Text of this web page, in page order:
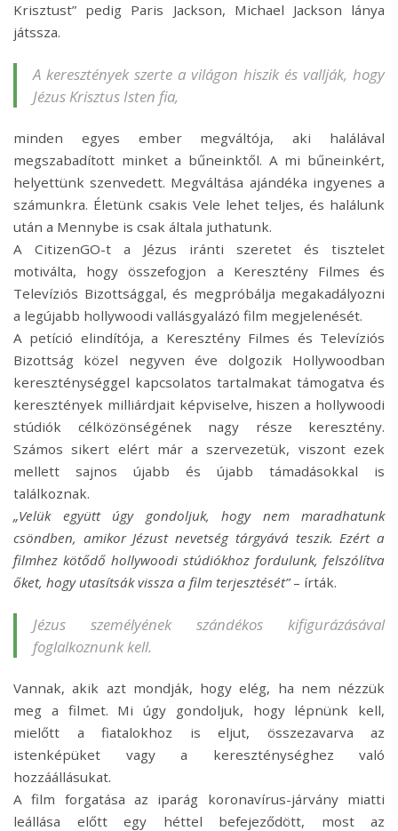
Krisztust” pedig Paris Jackson, Michael Jackson lánya
játssza.
A keresztények szerte a világon hiszik és vallják, hogy
Jézus Krisztus Isten fia,
minden egyes ember megváltója, aki halálával
megszabadított minket a bűneinktől. A mi bűneinkért,
helyettünk szenvedett. Megváltása ajándéka ingyenes a
számunkra. Életünk csakis Vele lehet teljes, és halálunk
után a Mennybe is csak általa juthatunk.
A CitizenGO-t a Jézus iránti szeretet és tisztelet
motiválta, hogy összefogjon a Keresztény Filmes és
Televíziós Bizottsággal, és megpróbálja megakadályozni
a legújabb hollywoodi vallásgyalázó film megjelenését.
A petíció elindítója, a Keresztény Filmes és Televíziós
Bizottság közel negyven éve dolgozik Hollywoodban
kereszténységgel kapcsolatos tartalmakat támogatva és
keresztények milliárdjait képviselve, hiszen a hollywoodi
stúdiók célközönségének nagy része keresztény.
Számos sikert elért már a szervezetük, viszont ezek
mellett sajnos újabb és újabb támadásokkal is
találkoznak.
„Velük együtt úgy gondoljuk, hogy nem maradhatunk
csöndben, amikor Jézust nevetség tárgyává teszik. Ezért a
filmhez kötődő hollywoodi stúdiókhoz fordulunk, felszólítva
őket, hogy utasítsák vissza a film terjesztését”– írták.
Jézus személyének szándékos kifigurázásával
foglalkoznunk kell.
Vannak, akik azt mondják, hogy elég, ha nem nézzük
meg a filmet. Mi úgy gondoljuk, hogy lépnünk kell,
mielőtt a fiatalokhoz is eljut, összezavarva az
istenképüket vagy a kereszténységhez való
hozzáállásukat.
A film forgatása az iparág koronavírus-járvány miatti
leállása előtt egy héttel befejeződött, most az